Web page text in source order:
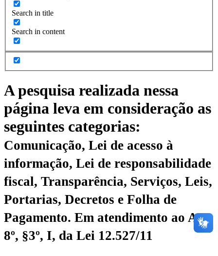
Search in title
Search in content
A pesquisa realizada nessa
página leva em consideração as
seguintes categorias:
Comunicação, Lei de acesso à
informação, Lei de responsabilidade
fiscal, Transparência, Serviços, Leis,
Portarias, Decretos e Folha de
Pagamento. Em atendimento ao Art.
8º, §3º, I, da Lei 12.527/11